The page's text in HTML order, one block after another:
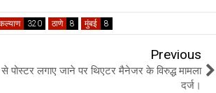
ठाणे मुंबई
Previous
पोस्टर लगाए जाने पर थिएटर मैनेजर के विरुद्ध मामला
दर्ज।